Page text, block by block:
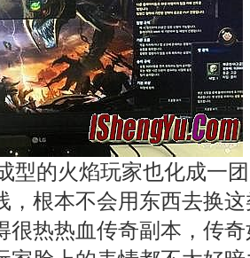
的火焰玩家也化成一
，根本不会用东西去换
很热热血传奇副本，传